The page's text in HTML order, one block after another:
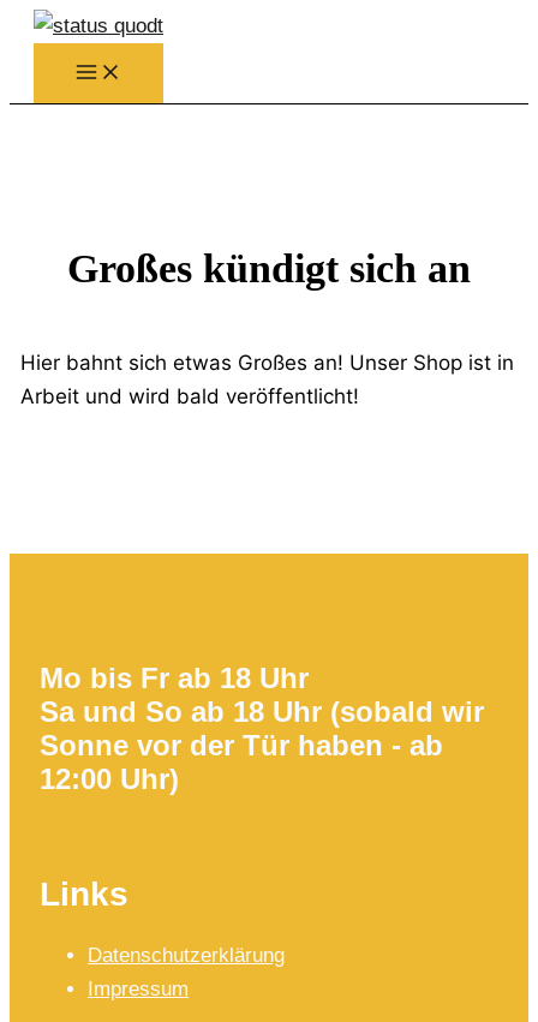
Zum
Inhalt
springen
Großes kündigt sich an
Hier bahnt sich etwas Großes an! Unser Shop ist in
Arbeit und wird bald veröffentlicht!
Mo bis Fr ab 18 Uhr
Sa und So ab 18 Uhr (sobald wir
Sonne vor der Tür haben - ab
12:00 Uhr)
Links
Datenschutzerklärung
Impressum